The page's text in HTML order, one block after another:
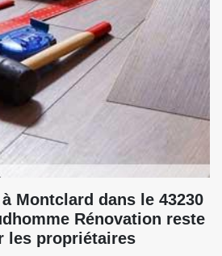
Montclard dans le 43230
Rénovation reste
les propriétaires